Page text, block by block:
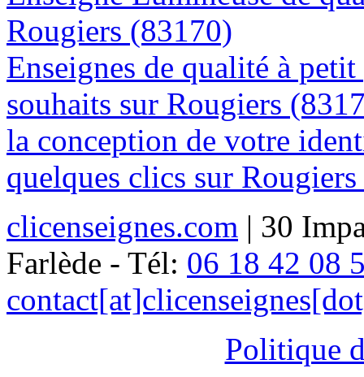
Rougiers (83170)
Enseignes de qualité à
souhaits sur Rougiers
la conception de votre
quelques clics sur
clicenseignes.com | 30
Farlède - Tél: 06 18 42 08
Politique